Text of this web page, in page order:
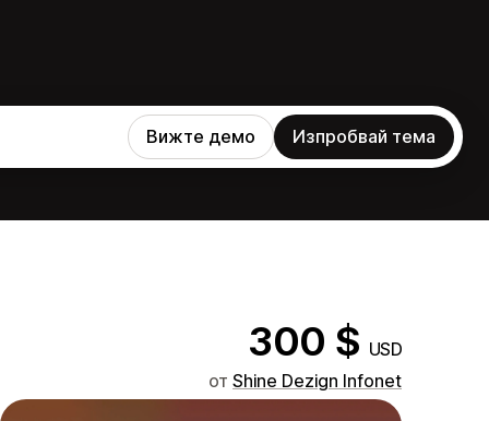
Вижте демо Изпробвай тема
300 $ USD
от Shine Dezign Infonet